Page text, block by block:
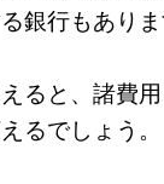
銀行もあり
ると、諸費
るでしょう。